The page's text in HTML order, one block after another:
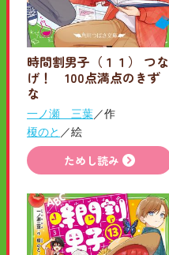
時間割男子（１１） つな
げ！ 100点満点のきず
な
一ノ瀬 三葉／作
榎のと ／絵
ためし読み